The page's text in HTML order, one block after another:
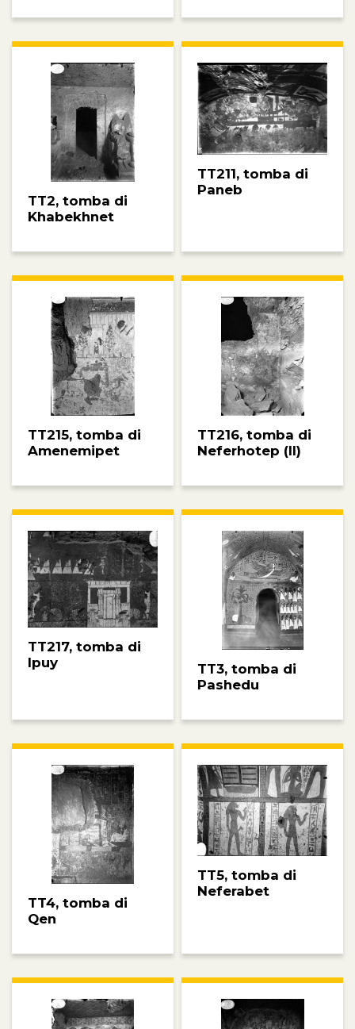
TT2, tomba di
Khabekhnet
TT211, tomba di
Paneb
TT215, tomba di
Amenemipet
TT216, tomba di
Neferhotep (II)
TT217, tomba di
Ipuy
TT3, tomba di
Pashedu
TT4, tomba di
Qen
TT5, tomba di
Neferabet